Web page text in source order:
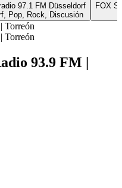
97.1 FM Düsseldorf
Pop, Rock, Discusión
FOX
Torreón
Torreón
93.9 FM |